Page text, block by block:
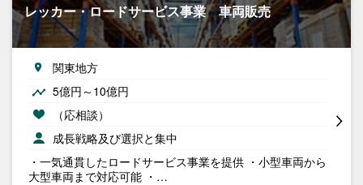
レッカー・ロードサービス事業 車両販売
関東地方
5億円～10億円
（応相談）
成長戦略及び選択と集中
・一気通貫したロードサービス事業を提供 ・小型車両から
大型車両まで対応可能 ・…